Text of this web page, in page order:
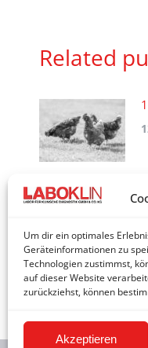
Um dir ein optimales
Geräteinformationen zu
Technologien zustimmst,
auf dieser Website
zurückziehst, können
Akzeptieren
Related